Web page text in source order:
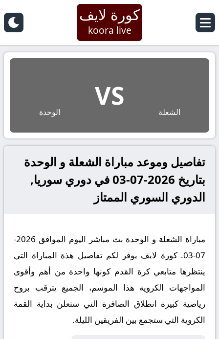
كورة لايف
koora live
الشعلة
VS
الوحدة
تفاصيل وموعد مباراة الشعلة و الوحدة
بتاريخ 2026-07-03 في دوري سوريا,
الدوري السوري الممتاز
مباراة الشعلة و الوحدة بث مباشر اليوم الموافق 2026-
07-03. كورة لايف يوفر لكم تفاصيل هذة المباراة التي
ينتظرها متابعي كرة القدم كونها واحدة من أهم وأقوى
المواجهات الكروية هذا الموسم، الجميع يترقب بروح
رياضية كبيرة انطلاق الصافرة التي ستعلن بداية القمة
الكروية التي ستجمع بين الفريقين الليلة.